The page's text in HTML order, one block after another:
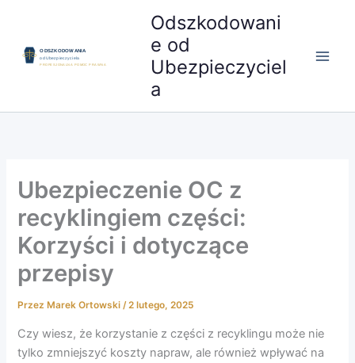
treści
Odszkodowani
e od
Ubezpieczyciel
a
Ubezpieczenie OC z
recyklingiem części:
Korzyści i dotyczące
przepisy
Przez Marek Ortowski/2 lutego, 2025
Czy wiesz, że korzystanie z części z recyklingu może nie
tylko zmniejszyć koszty napraw, ale również wpływać na